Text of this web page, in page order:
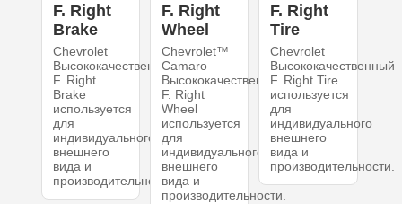
F. Right
Brake
Chevrolet
Высококачественный
F. Right
Brake
используется
для
индивидуального
внешнего
вида и
производительности.
F. Right
Wheel
Chevrolet™
Camaro
Высококачественный
F. Right
Wheel
используется
для
индивидуального
внешнего
вида и
производительности.
F. Right
Tire
Chevrolet
Высококачественный
F. Right Tire
используется
для
индивидуального
внешнего
вида и
производительности.